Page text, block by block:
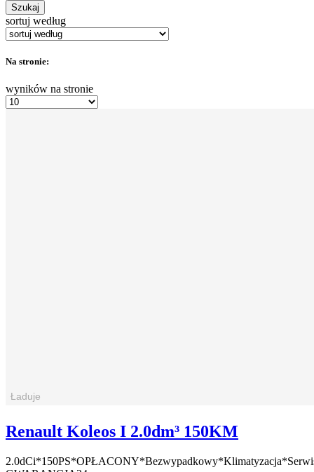
Szukaj
sortuj według
Na stronie:
wyników na stronie
Renault Koleos I 2.0dm³ 150KM